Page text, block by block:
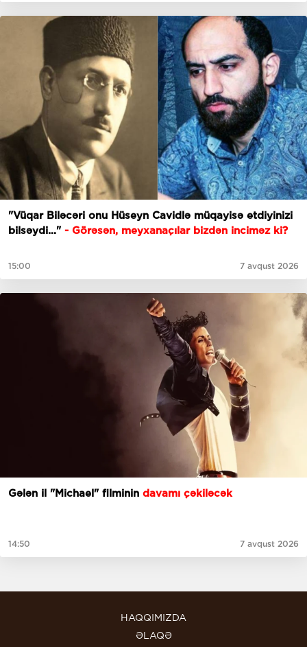
"Vüqar Biləcəri onu Hüseyn Cavidlə müqayisə etdiyinizi
bilsəydi..." - Görəsən, meyxanaçılar bizdən inciməz ki?
15:00 7 avqust 2026
Gələn il "Michael" filminin davamı çəkiləcək
14:50 7 avqust 2026
HAQQIMIZDA
ƏLAQƏ